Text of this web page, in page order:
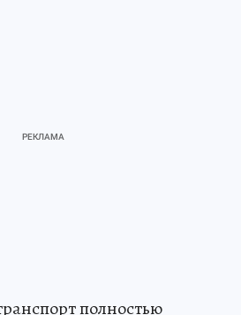
полностью